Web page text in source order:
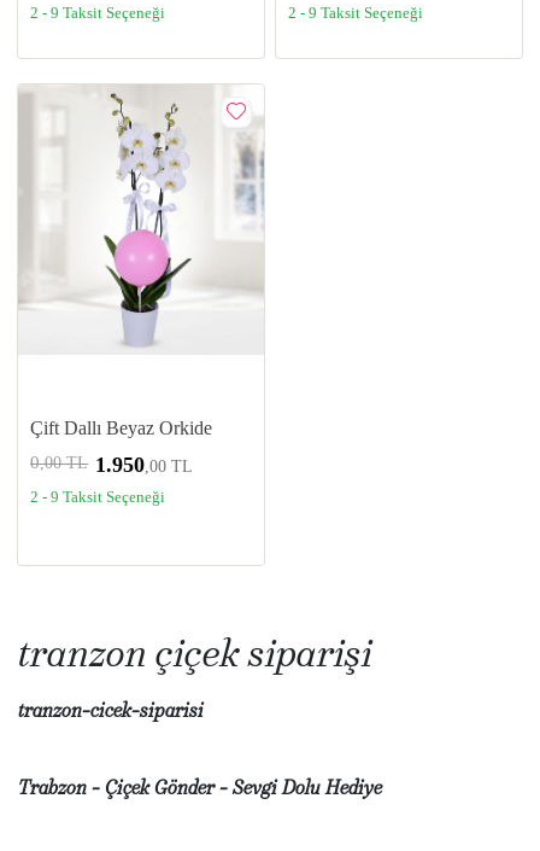
2 - 9 Taksit Seçeneği
2 - 9 Taksit Seçeneği
Çift Dallı Beyaz Orkide
0,00 TL 1.950,00 TL
2 - 9 Taksit Seçeneği
tranzon çiçek siparişi
tranzon-cicek-siparisi
Trabzon - Çiçek Gönder - Sevgi Dolu Hediye